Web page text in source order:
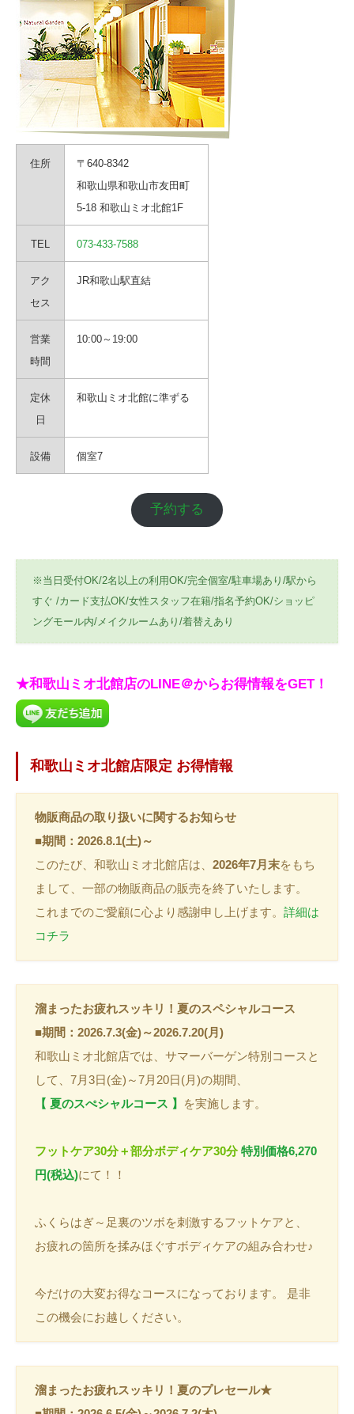
住所
〒640-8342
和歌山県和歌山市友田町
5-18 和歌山ミオ北館1F
TEL 073-433-7588
アク
セス
JR和歌山駅直結
営業
時間
10:00～19:00
定休
日
和歌山ミオ北館に準ずる
設備 個室7
予約する
※当日受付OK/2名以上の利用OK/完全個室/駐車場あり/駅から
すぐ /カード支払OK/女性スタッフ在籍/指名予約OK/ショッピ
ングモール内/メイクルームあり/着替えあり
★和歌山ミオ北館店のLINE＠からお得情報をGET！
和歌山ミオ北館店限定 お得情報
物販商品の取り扱いに関するお知らせ
■期間：2026.8.1(土)～
このたび、和歌山ミオ北館店は、 2026年7月末をもち
まして、一部の物販商品の販売を終了いたします。
これまでのご愛顧に心より感謝申し上げます。 詳細は
コチラ
溜まったお疲れスッキリ！夏のスペシャルコース
■期間：2026.7.3(金)～2026.7.20(月)
和歌山ミオ北館店では、サマーバーゲン特別コースと
して、7月3日(金)～7月20日(月)の期間、
【 夏のスぺシャルコース 】
を実施します。
フットケア30分＋部分ボディケア30分特別価格6,270
円(税込)にて！！
ふくらはぎ～足裏のツボを刺激するフットケアと、
お疲れの箇所を揉みほぐすボディケアの組み合わせ♪
今だけの大変お得なコースになっております。 是非
この機会にお越しください。
溜まったお疲れスッキリ！夏のプレセール★